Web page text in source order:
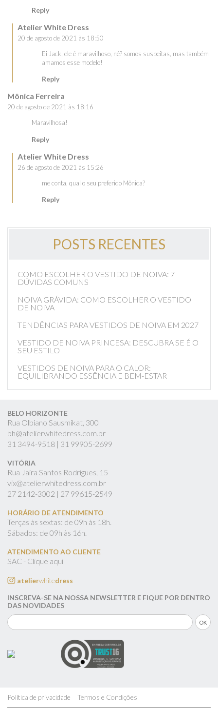
Reply
Atelier White Dress
20 de agosto de 2021 às 18:50
Ei Jack, ele é maravilhoso, né? somos suspeitas, mas também
amamos esse modelo!
Reply
Mônica Ferreira
20 de agosto de 2021 às 18:16
Maravilhosa!
Reply
Atelier White Dress
26 de agosto de 2021 às 15:26
me conta, qual o seu preferido Mônica?
Reply
POSTS RECENTES
COMO ESCOLHER O VESTIDO DE NOIVA: 7
DÚVIDAS COMUNS
NOIVA GRÁVIDA: COMO ESCOLHER O VESTIDO
DE NOIVA
TENDÊNCIAS PARA VESTIDOS DE NOIVA EM 2027
VESTIDO DE NOIVA PRINCESA: DESCUBRA SE É O
SEU ESTILO
VESTIDOS DE NOIVA PARA O CALOR:
EQUILIBRANDO ESSÊNCIA E BEM-ESTAR
BELO HORIZONTE
Rua Olbiano Sausmikat, 300
bh@atelierwhitedress.com.br
31 3494-9518 | 31 99905-2699
VITÓRIA
Rua Jaíra Santos Rodrigues, 15
vix@atelierwhitedress.com.br
27 2142-3002 | 27 99615-2549
HORÁRIO DE ATENDIMENTO
Terças às sextas: de 09h às 18h.
Sábados: de 09h às 16h.
ATENDIMENTO AO CLIENTE
SAC - Clique aqui
atelierwhitedress
INSCREVA-SE NA NOSSA NEWSLETTER E FIQUE POR DENTRO
DAS NOVIDADES
Política de privacidade Termos e Condições